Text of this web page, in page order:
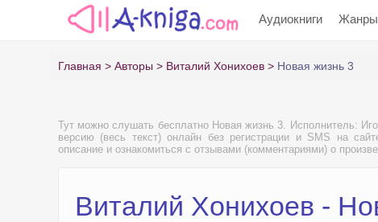
Аудиокниги Жанры
Главная Авторы Виталий Хонихоев Новая жизнь 3
Тут можно слушать бесплатно Новая жизнь 3. Исполнитель:
версию (весь текст) онлайн без регистрации и SMS на
описание и ознакомиться с отзывами (комментариями) о
Виталий Хонихоев -